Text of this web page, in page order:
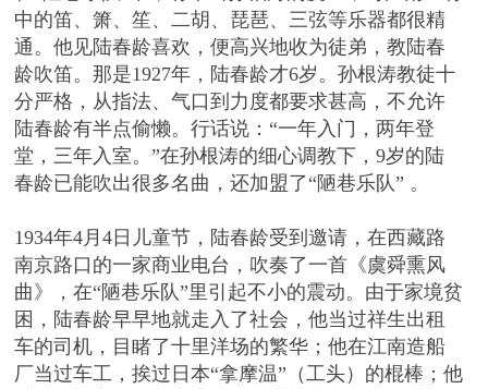
中的笛、箫、笙、二胡、琵琶、三弦等乐器都很精
通。他见陆春龄喜欢，便高兴地收为徒弟，教陆春
龄吹笛。那是1927年，陆春龄才6岁。孙根涛教徒十
分严格，从指法、气口到力度都要求甚高，不允许
陆春龄有半点偷懒。行话说：“一年入门，两年登
堂，三年入室。”在孙根涛的细心调教下，9岁的陆
春龄已能吹出很多名曲，还加盟了“陋巷乐队” 。
1934年4月4日儿童节，陆春龄受到邀请，在西藏路
南京路口的一家商业电台，吹奏了一首《虞舜熏风
曲》，在“陋巷乐队”里引起不小的震动。由于家境贫
困，陆春龄早早地就走入了社会，他当过祥生出租
车的司机，目睹了十里洋场的繁华；他在江南造船
厂当过车工，挨过日本“拿摩温”（工头）的棍棒；他